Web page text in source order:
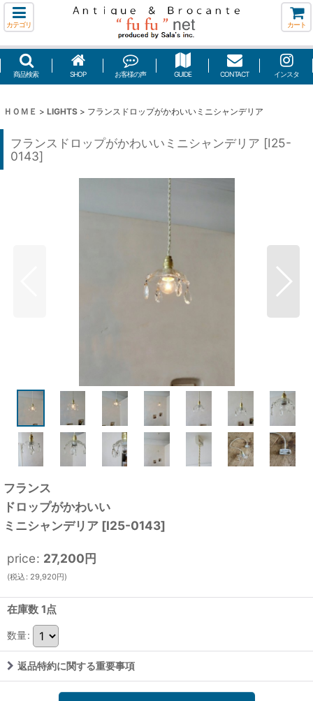
カテゴリ カート
商品検索 SHOP お客様の声 GUIDE CONTACT インスタ
ＨＯＭＥ > LIGHTS > フランスドロップがかわいいミニシャンデリア
フランスドロップがかわいいミニシャンデリア [I25-
0143]
フランス
ドロップがかわいい
ミニシャンデリア [I25-0143]
price: 27,200円
(税込 : 29,920円)
在庫数 1点
数量:
返品特約に関する重要事項